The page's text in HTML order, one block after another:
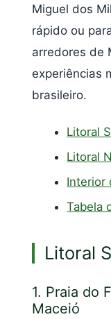
Miguel dos
rápido ou
arredores de
experiências
brasileiro.
Litoral
Litoral
Interior
Tabela
Litoral
1. Praia do
Maceió